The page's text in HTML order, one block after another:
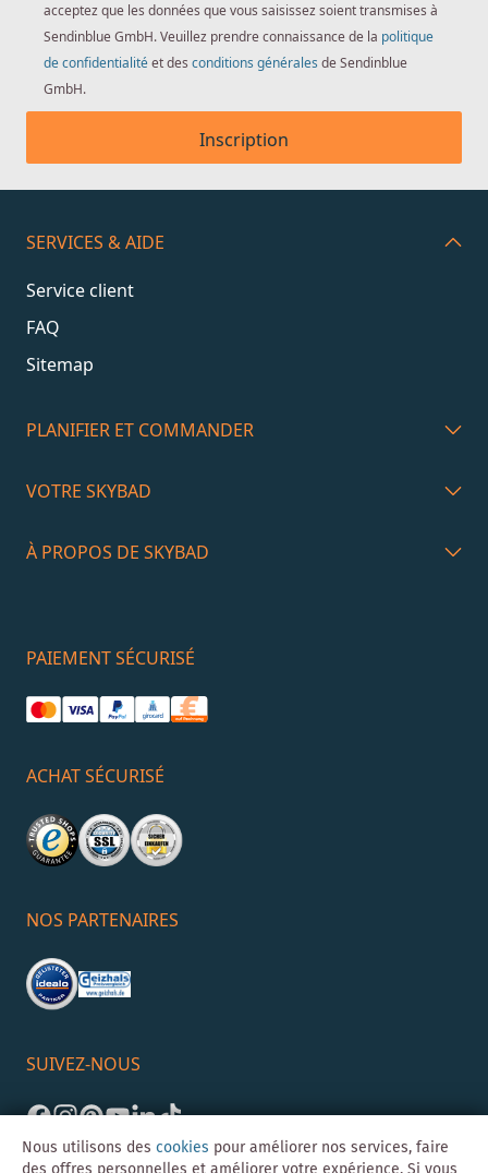
acceptez que les données que vous saisissez soient transmises à
Sendinblue GmbH. Veuillez prendre connaissance de la politique
de confidentialitéet des conditions générales de Sendinblue
GmbH.
Inscription
SERVICES & AIDE
Service client
FAQ
Sitemap
PLANIFIER ET COMMANDER
VOTRE SKYBAD
À PROPOS DE SKYBAD
PAIEMENT SÉCURISÉ
ACHAT SÉCURISÉ
NOS PARTENAIRES
SUIVEZ-NOUS
Nous utilisons des cookies pour améliorer nos services, faire